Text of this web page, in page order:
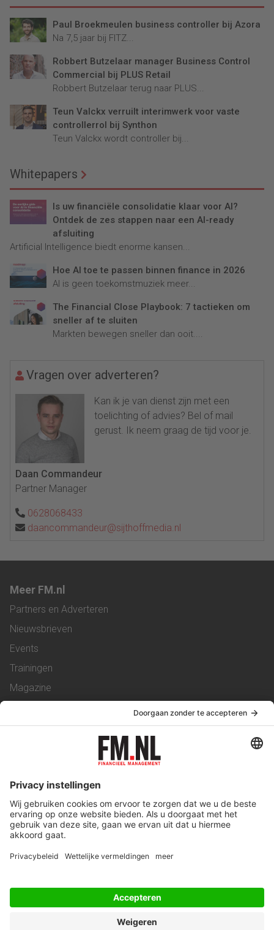
Paul Broekmeulen business controller bij Azora
Na 7,5 jaar bij FITZ...
Robbert Butzelaar manager Business Control
Commercial bij PLUS Retail
Robbert Butzelaar terug naar PLUS...
Teun Valckx verruilt interimwerk voor vaste
controllerrol bij Synthon
Teun Valckx wordt controller bij...
Whitepapers
Is uw financiële consolidatie klaar voor AI?
Ontdek de zes stappen naar een AI-ready
afsluiting
Artificial Intelligence biedt enorme kansen...
Hoe AI toe te passen binnen finance in 2026
AI is geen toekomstmuziek meer...
The Financial Close Playbook: 7 tactieken om
sneller af te sluiten
Markten bewegen sneller dan ooit....
Vragen over adverteren?
Kan ik je van dienst zijn met een
toelichting of advies? Bel of mail
gerust. Ik neem graag de tijd voor je.
Daan Commandeur
Partner Manager
0628068433
daancommandeur@sijthoffmedia.nl
Meer FM.nl
Partners en Adverteren
Nieuwsbrieven
Events
Trainingen
Magazine
Service & Contact
Werken bij ons
Privacy Statement
Algemene Voorwaarden